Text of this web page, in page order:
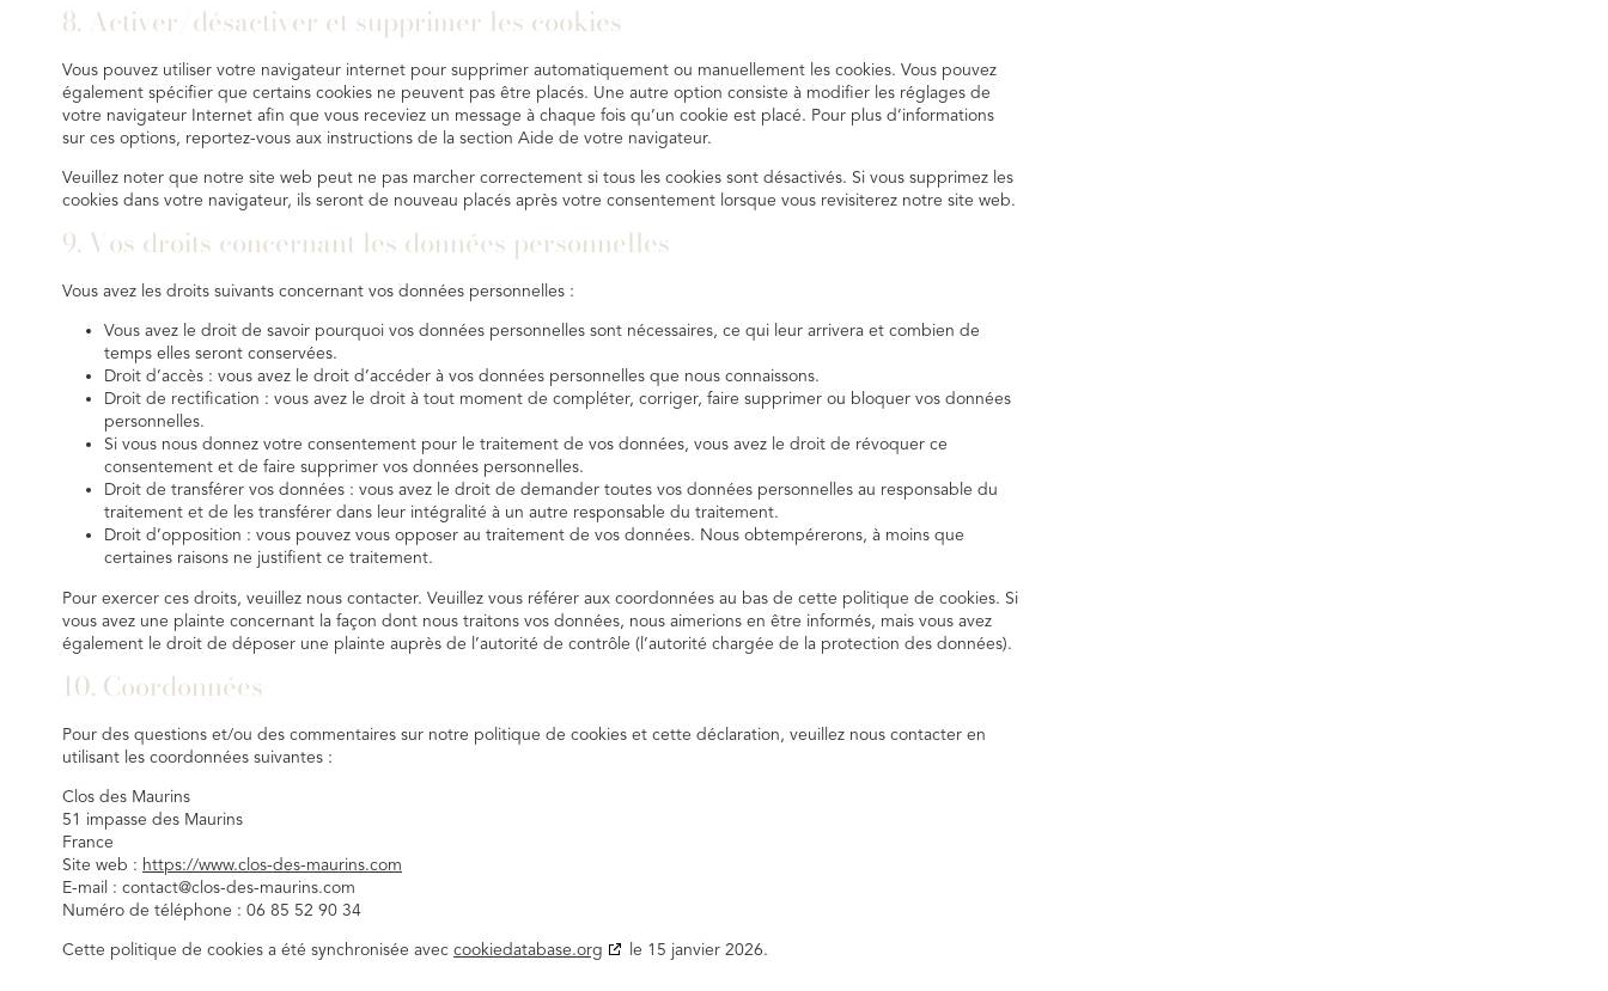
8. Activer/désactiver et supprimer les cookies
Vous pouvez utiliser votre navigateur internet pour supprimer automatiquement ou manuellement les cookies. Vous pouvez
également spécifier que certains cookies ne peuvent pas être placés. Une autre option consiste à modifier les réglages de
votre navigateur Internet afin que vous receviez un message à chaque fois qu’un cookie est placé. Pour plus d’informations
sur ces options, reportez-vous aux instructions de la section Aide de votre navigateur.
Veuillez noter que notre site web peut ne pas marcher correctement si tous les cookies sont désactivés. Si vous supprimez les
cookies dans votre navigateur, ils seront de nouveau placés après votre consentement lorsque vous revisiterez notre site web.
9. Vos droits concernant les données personnelles
Vous avez les droits suivants concernant vos données personnelles :
Vous avez le droit de savoir pourquoi vos données personnelles sont nécessaires, ce qui leur arrivera et combien de
temps elles seront conservées.
Droit d’accès : vous avez le droit d’accéder à vos données personnelles que nous connaissons.
Droit de rectification : vous avez le droit à tout moment de compléter, corriger, faire supprimer ou bloquer vos données
personnelles.
Si vous nous donnez votre consentement pour le traitement de vos données, vous avez le droit de révoquer ce
consentement et de faire supprimer vos données personnelles.
Droit de transférer vos données : vous avez le droit de demander toutes vos données personnelles au responsable du
traitement et de les transférer dans leur intégralité à un autre responsable du traitement.
Droit d’opposition : vous pouvez vous opposer au traitement de vos données. Nous obtempérerons, à moins que
certaines raisons ne justifient ce traitement.
Pour exercer ces droits, veuillez nous contacter. Veuillez vous référer aux coordonnées au bas de cette politique de cookies. Si
vous avez une plainte concernant la façon dont nous traitons vos données, nous aimerions en être informés, mais vous avez
également le droit de déposer une plainte auprès de l’autorité de contrôle (l’autorité chargée de la protection des données).
10. Coordonnées
Pour des questions et/ou des commentaires sur notre politique de cookies et cette déclaration, veuillez nous contacter en
utilisant les coordonnées suivantes :
Clos des Maurins
51 impasse des Maurins
France
Site web : https://www.clos-des-maurins.com
E-mail : contact@clos-des-maurins.com
Numéro de téléphone : 06 85 52 90 34
Cette politique de cookies a été synchronisée avec cookiedatabase.org le 15 janvier 2026.